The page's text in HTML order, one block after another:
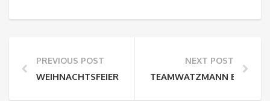
PREVIOUS POST
WEIHNACHTSFEIER IN DEN BERGEN
NEXT POST
TEAMWATZMANN EIN